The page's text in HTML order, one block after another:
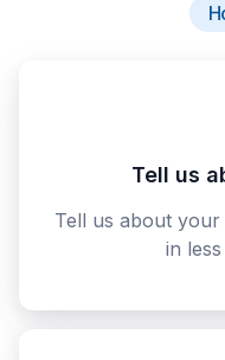
Tell us
Tell us about
in